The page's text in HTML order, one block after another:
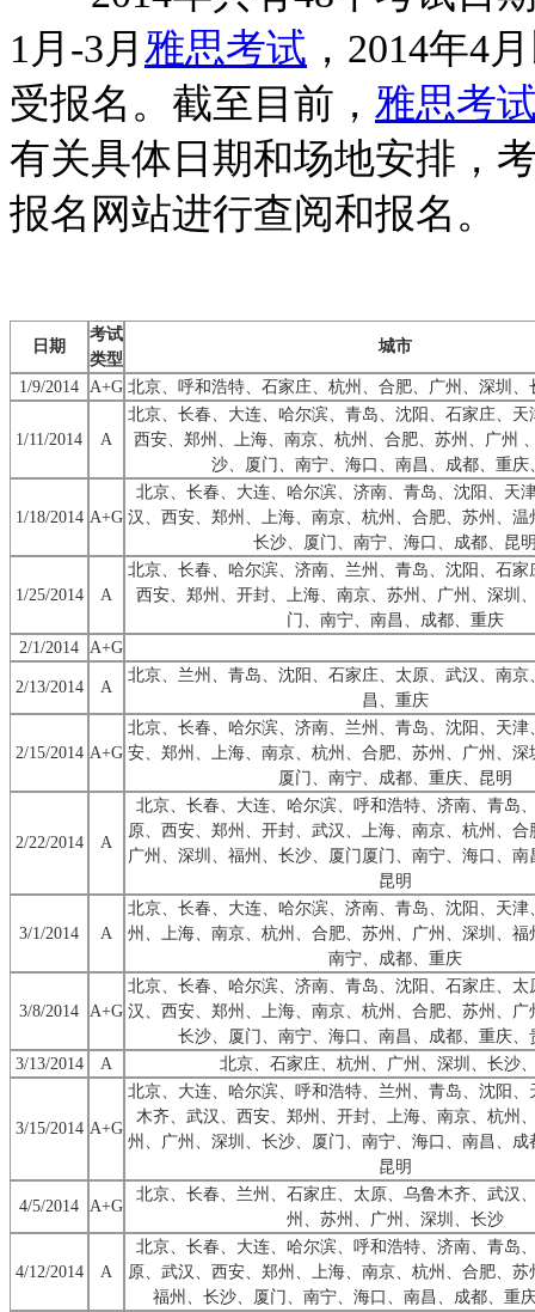
1月-3月 雅思考试 ，2014年4
受报名。截至目前， 雅思考
有关具体日期和场地安排，
报名网站进行查阅和报名。
日期
考试
类型
城市
1/9/2014 A+G 北京、呼和浩特、石家庄、杭州、合肥、广州、深圳、
1/11/2014 A
北京、长春、大连、哈尔滨、青岛、沈阳、石家庄、天
西安、郑州、上海、南京、杭州、合肥、苏州、广州
沙、厦门、南宁、海口、南昌、成都、重庆
1/18/2014 A+G
北京、长春、大连、哈尔滨、济南、青岛、沈阳、天
汉、西安、郑州、上海、南京、杭州、合肥、苏州、温
长沙、厦门、南宁、海口、成都、昆
1/25/2014 A
北京、长春、哈尔滨、济南、兰州、青岛、沈阳、石家
西安、郑州、开封、上海、南京、苏州、广州、深圳
门、南宁、南昌、成都、重庆
2/1/2014
A+G
2/13/2014 A
北京、兰州、青岛、沈阳、石家庄、太原、武汉、南京
昌、重庆
2/15/2014 A+G
北京、长春、哈尔滨、济南、兰州、青岛、沈阳、天津
安、郑州、上海、南京、杭州、合肥、苏州、广州、深
厦门、南宁、成都、重庆、昆明
2/22/2014 A
北京、长春、大连、哈尔滨、呼和浩特、济南、青岛
原、西安、郑州、开封、武汉、上海、南京、杭州、
广州、深圳、福州、长沙、厦门厦门、南宁、海口、
昆明
3/1/2014 A
北京、长春、大连、哈尔滨、济南、青岛、沈阳、天津
州、上海、南京、杭州、合肥、苏州、广州、深圳、福
南宁、成都、重庆
3/8/2014 A+G
北京、长春、哈尔滨、济南、青岛、沈阳、石家庄、太
汉、西安、郑州、上海、南京、杭州、合肥、苏州、广
长沙、厦门、南宁、海口、南昌、成都、重庆、
3/13/2014
A 北京、石家庄、杭州、广州、深圳、长沙
3/15/2014 A+G
北京、大连、哈尔滨、呼和浩特、兰州、青岛、沈阳、
木齐、武汉、西安、郑州、开封、上海、南京、杭州
州、广州、深圳、长沙、厦门、南宁、海口、南昌、成
昆明
4/5/2014 A+G
北京、长春、兰州、石家庄、太原、乌鲁木齐、武汉
州、苏州、广州、深圳、长沙
4/12/2014 A
北京、长春、大连、哈尔滨、呼和浩特、济南、青岛
原、武汉、西安、郑州、上海、南京、杭州、合肥、
福州、长沙、厦门、南宁、海口、南昌、成都、重